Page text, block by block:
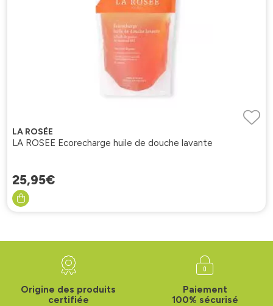
LA ROSÉE
LA ROSEE Ecorecharge huile de douche lavante
25,95€
Origine des produits
certifiée
Paiement
100% sécurisé